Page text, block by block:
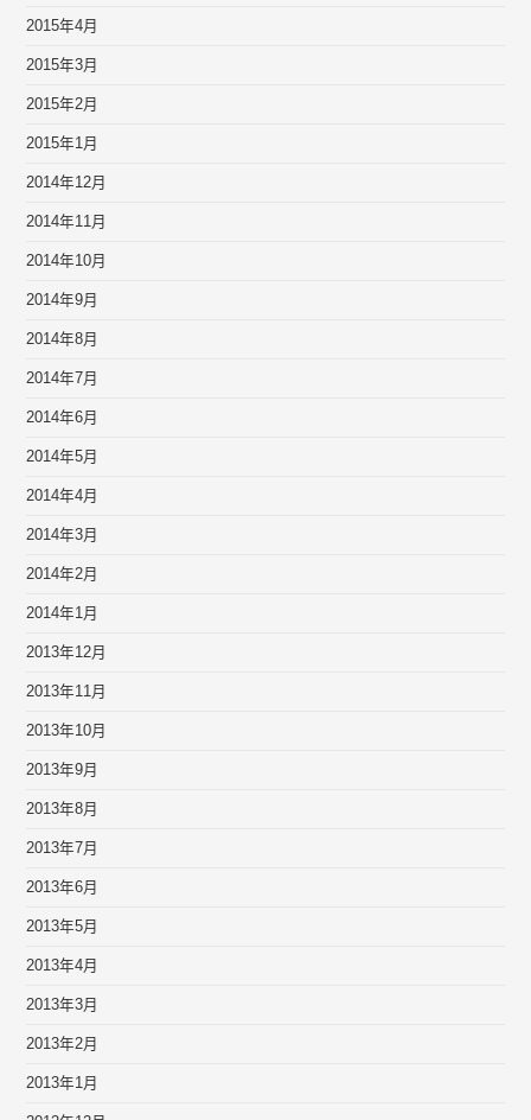
2015年4月
2015年3月
2015年2月
2015年1月
2014年12月
2014年11月
2014年10月
2014年9月
2014年8月
2014年7月
2014年6月
2014年5月
2014年4月
2014年3月
2014年2月
2014年1月
2013年12月
2013年11月
2013年10月
2013年9月
2013年8月
2013年7月
2013年6月
2013年5月
2013年4月
2013年3月
2013年2月
2013年1月